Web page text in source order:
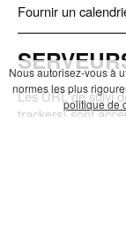
Fournir un
Les URL de suivi
trackers) sont
Nous autorisez-vous à
normes les plus
politique de